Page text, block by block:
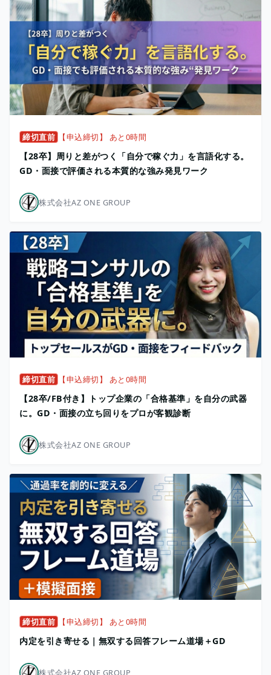
締切直前 【申込締切】 あと0時間
【28卒】周りと差がつく「自分で稼ぐ力」を言語化する。
GD・面接で評価される本質的な強み発見ワーク
株式会社AZ ONE GROUP
締切直前 【申込締切】 あと0時間
【28卒/FB付き】トップ企業の「合格基準」を自分の武器
に。GD・面接の立ち回りをプロが客観診断
株式会社AZ ONE GROUP
締切直前 【申込締切】 あと0時間
内定を引き寄せる｜無双する回答フレーム道場＋GD
株式会社AZ ONE GROUP